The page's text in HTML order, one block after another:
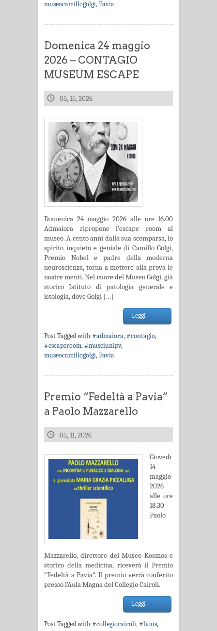
museocamillogolgi,Pavia
Domenica 24 maggio
2026 – CONTAGIO
MUSEUM ESCAPE
05, 15, 2026
Domenica 24 maggio 2026 alle ore 16.00
Admaiora ripropone l’escape room al
museo. A cento anni dalla sua scomparsa, lo
spirito inquieto e geniale di Camillo Golgi,
Premio Nobel e padre della moderna
neuroscienza, torna a mettere alla prova le
nostre menti. Nel cuore del Museo Golgi, già
storico Istituto di patologia generale e
istologia, dove Golgi […]
Leggi
Post Tagged with#admaiora,#contagio,
#escaperoom,#museiunipv,
museocamillogolgi,Pavia
Premio “Fedeltà a Pavia”
a Paolo Mazzarello
05, 11, 2026
Giovedì
14
maggio
2026
alle ore
18.30
Paolo
Mazzarello, direttore del Museo Kosmos e
storico della medicina, riceverà il Premio
“Fedeltà a Pavia“. Il premio verrà conferito
presso l’Aula Magna del Collegio Cairoli.
Leggi
Post Tagged with#collegiocairoli,#lions,